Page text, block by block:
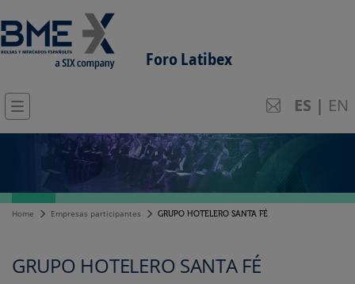
Foro Latibex
ES | EN
Home Empresas participantes GRUPO HOTELERO SANTA FÉ
GRUPO HOTELERO SANTA FÉ